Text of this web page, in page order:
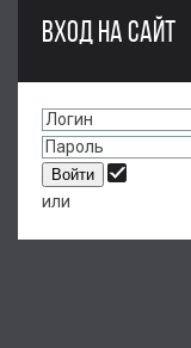
ВХОД НА САЙТ
или